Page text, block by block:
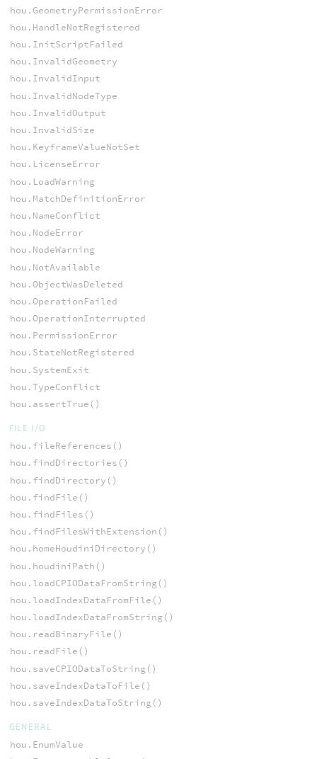
hou.GeometryPermissionError
hou.HandleNotRegistered
hou.InitScriptFailed
hou.InvalidGeometry
hou.InvalidInput
hou.InvalidNodeType
hou.InvalidOutput
hou.InvalidSize
hou.KeyframeValueNotSet
hou.LicenseError
hou.LoadWarning
hou.MatchDefinitionError
hou.NameConflict
hou.NodeError
hou.NodeWarning
hou.NotAvailable
hou.ObjectWasDeleted
hou.OperationFailed
hou.OperationInterrupted
hou.PermissionError
hou.StateNotRegistered
hou.SystemExit
hou.TypeConflict
hou.assertTrue()
FILE I/O
hou.fileReferences()
hou.findDirectories()
hou.findDirectory()
hou.findFile()
hou.findFiles()
hou.findFilesWithExtension()
hou.homeHoudiniDirectory()
hou.houdiniPath()
hou.loadCPIODataFromString()
hou.loadIndexDataFromFile()
hou.loadIndexDataFromString()
hou.readBinaryFile()
hou.readFile()
hou.saveCPIODataToString()
hou.saveIndexDataToFile()
hou.saveIndexDataToString()
GENERAL
hou.EnumValue